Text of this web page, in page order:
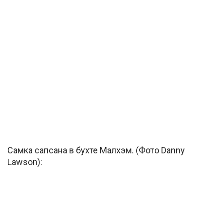
Самка сапсана в бухте Малхэм. (Фото Danny
Lawson):